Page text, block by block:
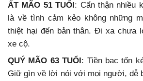
ẤT MÃO 51 TUỔI : Cẩn thận nhiều
là về tình cảm kẻo không những
thiệt hại đến bản thân. Đi xa chưa
xe cộ.
QUÝ MÃO 63 TUỔI : Tiền bạc tốn
Giữ gìn về lời nói với mọi người, dễ